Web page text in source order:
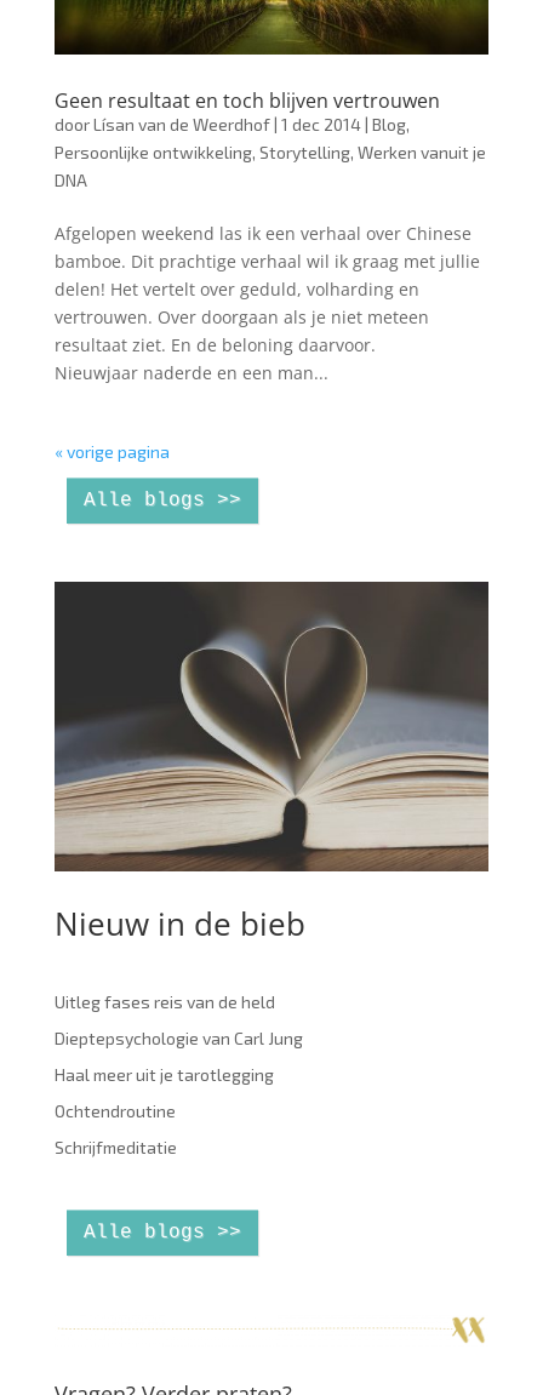
Geen resultaat en toch blijven vertrouwen
doorLísan van de Weerdhof| 1 dec 2014| Blog,
Persoonlijke ontwikkeling, Storytelling, Werken vanuit je
DNA
Afgelopen weekend las ik een verhaal over Chinese
bamboe. Dit prachtige verhaal wil ik graag met jullie
delen! Het vertelt over geduld, volharding en
vertrouwen. Over doorgaan als je niet meteen
resultaat ziet. En de beloning daarvoor.
Nieuwjaar naderde en een man...
« vorige pagina
Alle blogs >>
Nieuw in de bieb
Uitleg fases reis van de held
Dieptepsychologie van Carl Jung
Haal meer uit je tarotlegging
Ochtendroutine
Schrijfmeditatie
Alle blogs >>